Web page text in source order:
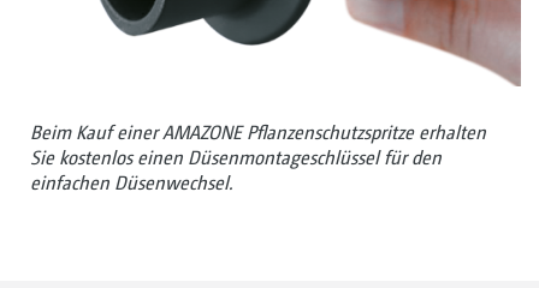
Beim Kauf einer AMAZONE Pflanzenschutzspritze erhalten
Sie kostenlos einen Düsenmontageschlüssel für den
einfachen Düsenwechsel.